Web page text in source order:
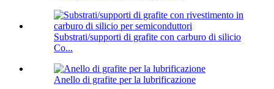
Substrati/supporti di grafite con carburo di silicio
Co...
Anello di grafite per la lubrificazione